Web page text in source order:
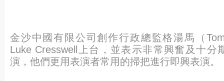
金沙中國有限公司創作行政總監格湯馬（
Luke Cresswell上台，並表示非常興奮及十分
演，他們更用表演者常用的掃把進行即興表演。